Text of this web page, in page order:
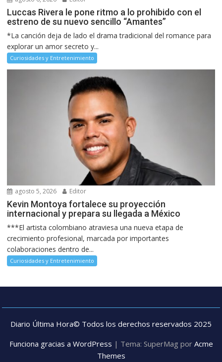
Luccas Rivera le pone ritmo a lo prohibido con el
estreno de su nuevo sencillo “Amantes”
*La canción deja de lado el drama tradicional del romance para
explorar un amor secreto y...
Curiosidades y Entretenimiento
agosto 5, 2026 Editor
Kevin Montoya fortalece su proyección
internacional y prepara su llegada a México
***El artista colombiano atraviesa una nueva etapa de
crecimiento profesional, marcada por importantes
colaboraciones dentro de...
Curiosidades y Entretenimiento
Diario Última Hora© Todos los derechos reservados 2025
Funciona gracias a WordPress | Tema: SuperMag por Acme
Themes